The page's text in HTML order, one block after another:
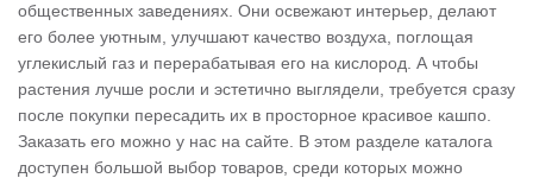
общественных заведениях. Они освежают интерьер, делают
его более уютным, улучшают качество воздуха, поглощая
углекислый газ и перерабатывая его на кислород. А чтобы
растения лучше росли и эстетично выглядели, требуется сразу
после покупки пересадить их в просторное красивое кашпо.
Заказать его можно у нас на сайте. В этом разделе каталога
доступен большой выбор товаров, среди которых можно